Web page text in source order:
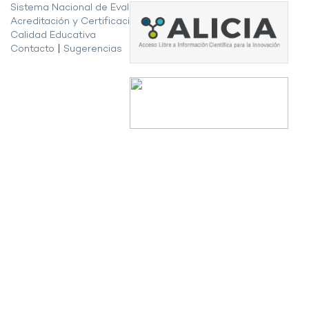
Sistema Nacional de Evaluación,
Acreditación y Certificación de la
Calidad Educativa
Contacto
Sugerencias